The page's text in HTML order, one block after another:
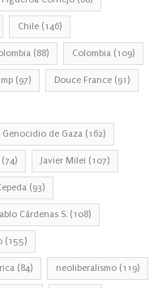
Chile (146)
(88) Colombia (109)
(97) Douce France (91)
Genocidio de Gaza (162)
(74) Javier Milei (107)
(93)
Cárdenas S. (108)
(155)
(84) neoliberalismo (119)